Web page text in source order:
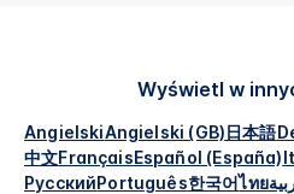
Wyświetl w
AngielskiAngielski (GB)日本語
中文FrançaisEspañol (España)
РусскийPortuguês한국어ไทย